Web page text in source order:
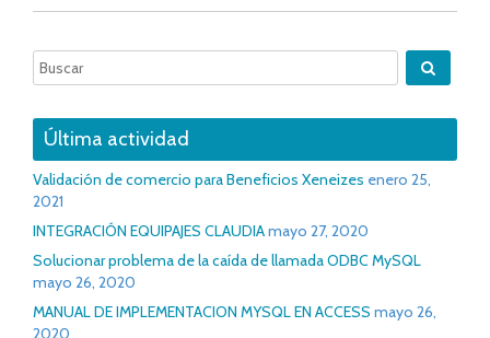
Última actividad
Validación de comercio para Beneficios Xeneizes enero 25,
2021
INTEGRACIÓN EQUIPAJES CLAUDIAmayo 27, 2020
Solucionar problema de la caída de llamada ODBC MySQL
mayo 26, 2020
MANUAL DE IMPLEMENTACION MYSQL EN ACCESS mayo 26,
2020